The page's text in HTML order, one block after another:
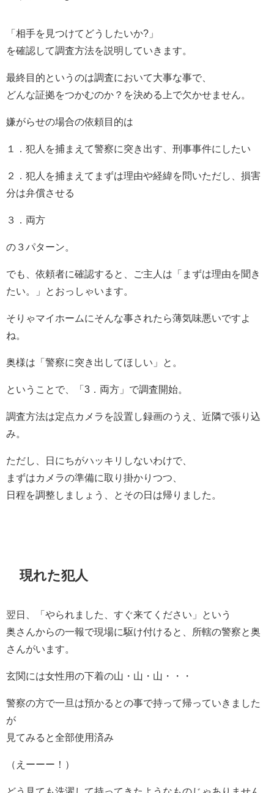
「相手を見つけてどうしたいか?」
を確認して調査方法を説明していきます。
最終目的というのは調査において大事な事で、
どんな証拠をつかむのか？を決める上で欠かせません。
嫌がらせの場合の依頼目的は
１．犯人を捕まえて警察に突き出す、刑事事件にしたい
２．犯人を捕まえてまずは理由や経緯を問いただし、損害
分は弁償させる
３．両方
の３パターン。
でも、依頼者に確認すると、ご主人は「まずは理由を聞き
たい。」とおっしゃいます。
そりゃマイホームにそんな事されたら薄気味悪いですよ
ね。
奥様は「警察に突き出してほしい」と。
ということで、「3．両方」で調査開始。
調査方法は定点カメラを設置し録画のうえ、近隣で張り込
み。
ただし、日にちがハッキリしないわけで、
まずはカメラの準備に取り掛かりつつ、
日程を調整しましょう、とその日は帰りました。
現れた犯人
翌日、「やられました、すぐ来てください」という
奥さんからの一報で現場に駆け付けると、所轄の警察と奥
さんがいます。
玄関には女性用の下着の山・山・山・・・
警察の方で一旦は預かるとの事で持って帰っていきました
が
見てみると全部使用済み
（えーーー！）